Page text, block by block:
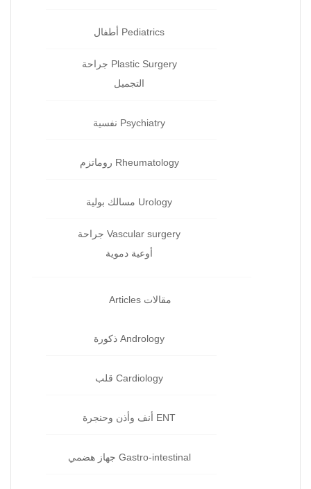
Pediatrics أطفال
Plastic Surgery جراحة
التجميل
Psychiatry نفسية‏
Rheumatology روماتزم‏
Urology مسالك بولية
Vascular surgery جراحة
أوعية دموية
مقالات Articles
Andrology ذكورة‏
Cardiology قلب‏
ENT أنف وأذن وحنجرة‏
Gastro-intestinal جهاز هضمي‏